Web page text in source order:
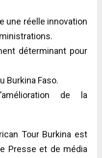
une réelle innovation
déterminant pour
Burkina Faso.
de la
Tour Burkina est
Presse et de média